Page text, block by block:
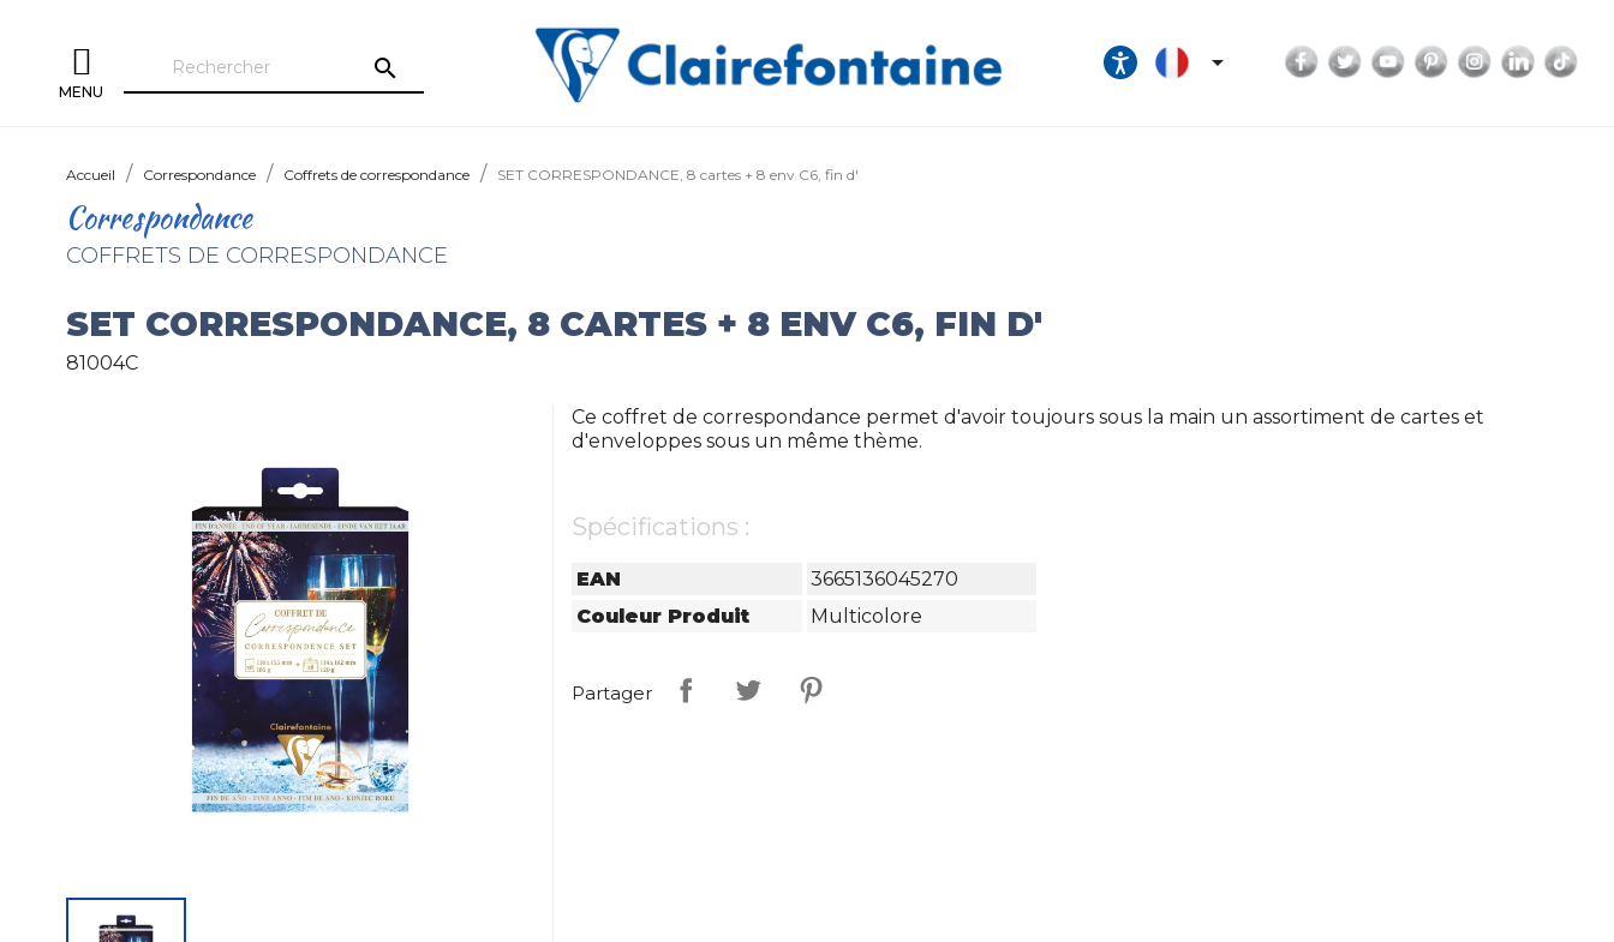
MENU
search  Facebook
TwitterYouTubePinterestInstagram
Accueil Correspondance Coffrets de correspondance SET CORRESPONDANCE, 8 cartes + 8 env C6, fin d'
Correspondance
COFFRETS DE CORRESPONDANCE
SET CORRESPONDANCE, 8 CARTES + 8 ENV C6, FIN D'
81004C
Ce coffret de correspondance permet d'avoir toujours sous la main un assortiment de cartes et
d'enveloppes sous un même thème.
Spécifications :
EAN
3665136045270
Couleur Produit
Multicolore
Partager